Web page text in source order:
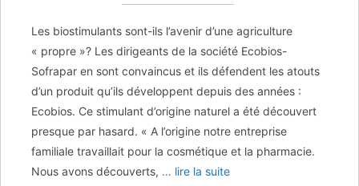
Les biostimulants sont-ils l’avenir d’une agriculture
« propre »? Les dirigeants de la société Ecobios-
Sofrapar en sont convaincus et ils défendent les atouts
d’un produit qu’ils développent depuis des années :
Ecobios. Ce stimulant d’origine naturel a été découvert
presque par hasard. « A l’origine notre entreprise
familiale travaillait pour la cosmétique et la pharmacie.
Nous avons découverts, … lire la suite